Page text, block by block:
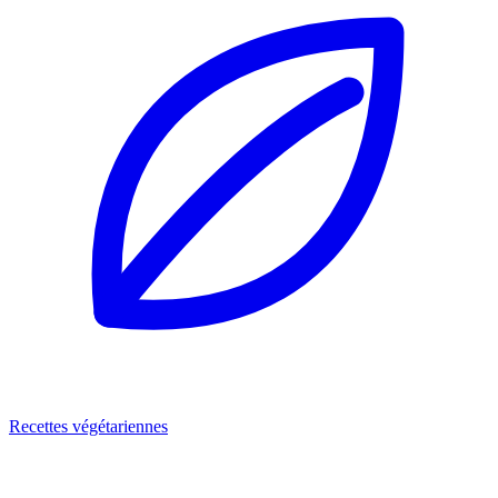
Recettes végétariennes